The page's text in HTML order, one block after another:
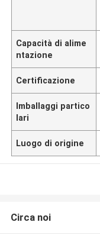
Capacità di alime
ntazione
Certificazione
Imballaggi partico
lari
Luogo di origine
Circa noi